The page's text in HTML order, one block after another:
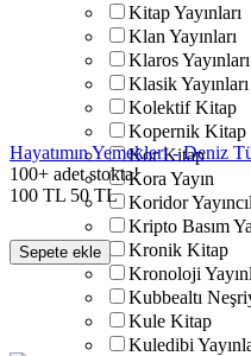
Kitap Yayınları
Klan Yayınları
Klaros Yayınları
Klasik Yayınları
Kolektif Kitap
Kopernik Kitap
Kor Kitap
Kora Yayın
Koridor
Kripto Basım
Kronik Kitap
Kronoloji
Kubbealtı
Kule Kitap
Kuledibi
Hayatımın Yemekleri - Deniz
100+ adet stokta!
100 TL 50 TL
Sepete ekle